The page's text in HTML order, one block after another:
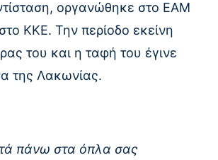
οργανώθηκε στο ΕΑΜ
ΚΚΕ. Την περίοδο εκείνη
του και η ταφή του έγινε
της Λακωνίας.
πάνω στα όπλα σας